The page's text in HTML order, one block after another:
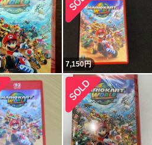
7,150円